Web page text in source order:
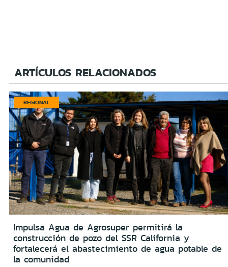
ARTÍCULOS RELACIONADOS
REGIONAL
Impulsa Agua de Agrosuper permitirá la
construcción de pozo del SSR California y
fortalecerá el abastecimiento de agua potable de
la comunidad